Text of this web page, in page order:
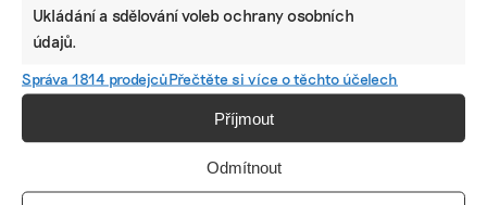
Ukládání a sdělování voleb ochrany osobních
údajů.
Správa 1814 prodejcůPřečtěte si více o těchto účelech
Příjmout
Odmítnout
mutualus
Stáž: právnička nebo právník v oblasti
udržitelnosti
mutualus